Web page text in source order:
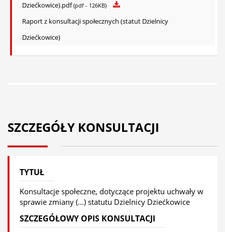
Dziećkowice).pdf(pdf - 126KB)
Raport z konsultacji społecznych (statut Dzielnicy
Dziećkowice)
SZCZEGÓŁY KONSULTACJI
TYTUŁ
Konsultacje społeczne, dotyczące projektu uchwały w
sprawie zmiany (...) statutu Dzielnicy Dziećkowice
SZCZEGÓŁOWY OPIS KONSULTACJI